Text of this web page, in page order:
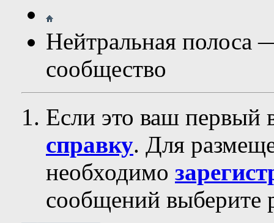
Нейтральная полоса
сообщество
Если это ваш первый
справку. Для
необходимо
сообщений выберите